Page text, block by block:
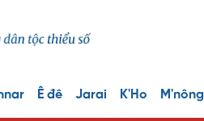
Ê đê Jarai K'Ho M'nông